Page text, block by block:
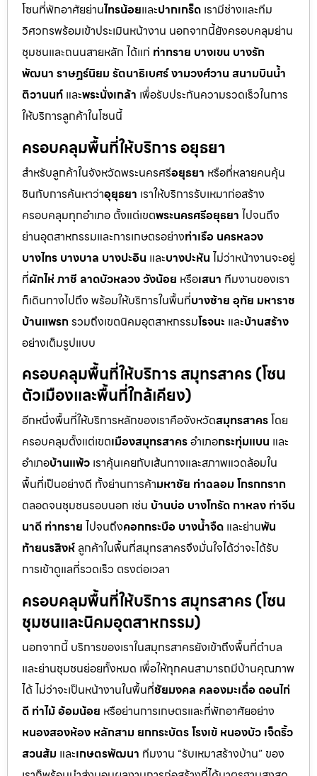
โซนที่พักอาศัยย่านไทรน้อยและปากเกร็ด เรามีช่างและทีม
วิศวกรพร้อมเข้าประเมินหน้างาน นอกจากนี้ยังครอบคลุมย่าน
ชุมชนและถนนสายหลัก ได้แก่ ท่าทราย บางเขน บางรัก
พัฒนา ราษฎร์นิยม รัตนาธิเบศร์ งามวงศ์วาน สนามบินน้ำ
ติวานนท์ และพระนั่งเกล้า เพื่อรับประกันความรวดเร็วในการ
ให้บริการลูกค้าในโซนนี้
ครอบคลุมพื้นที่ให้บริการ อยุธยา
สำหรับลูกค้าในจังหวัดพระนครศรีอยุธยา หรือที่หลายคนคุ้น
ชินกับการค้นหาว่าอุยุธยา เราให้บริการรับเหมาก่อสร้าง
ครอบคลุมทุกอำเภอ ตั้งแต่เขตพระนครศรีอยุธยา ไปจนถึง
ย่านอุตสาหกรรมและการเกษตรอย่างท่าเรือ นครหลวง
บางไทร บางบาล บางปะอิน และบางปะหัน ไม่ว่าหน้างานจะอยู่
ที่ผักไห่ ภาชี ลาดบัวหลวง วังน้อย หรือเสนา ทีมงานของเรา
ก็เดินทางไปถึง พร้อมให้บริการในพื้นที่บางซ้าย อุทัย มหาราช
บ้านแพรกรวมถึงเขตนิคมอุตสาหกรรมโรจนะ และบ้านสร้าง
อย่างเต็มรูปแบบ
ครอบคลุมพื้นที่ให้บริการ สมุทรสาคร (โซน
ตัวเมืองและพื้นที่ใกล้เคียง)
อีกหนึ่งพื้นที่ให้บริการหลักของเราคือจังหวัดสมุทรสาครโดย
ครอบคลุมตั้งแต่เขตเมืองสมุทรสาครอำเภอกระทุ่มแบน และ
อำเภอบ้านแพ้ว เราคุ้นเคยกับเส้นทางและสภาพแวดล้อมใน
พื้นที่เป็นอย่างดี ทั้งย่านการค้ามหาชัย ท่าฉลอม โกรกกราก
ตลอดจนชุมชนรอบนอก เช่น บ้านบ่อ บางโทรัด กาหลง ท่าจีน
นาดี ท่าทราย ไปจนถึงคอกกระบือ บางน้ำจืด และย่านพัน
ท้ายนรสิงห์ ลูกค้าในพื้นที่สมุทรสาครจึงมั่นใจได้ว่าจะได้รับ
การเข้าดูแลที่รวดเร็ว ตรงต่อเวลา
ครอบคลุมพื้นที่ให้บริการ สมุทรสาคร (โซน
ชุมชนและนิคมอุตสาหกรรม)
นอกจากนี้ บริการของเราในสมุทรสาครยังเข้าถึงพื้นที่ตำบล
และย่านชุมชนย่อยทั้งหมด เพื่อให้ทุกคนสามารถมีบ้านคุณภาพ
ได้ ไม่ว่าจะเป็นหน้างานในพื้นที่ชัยมงคล คลองมะเดื่อ ดอนไก่
ดี ท่าไม้ อ้อมน้อย หรือย่านการเกษตรและที่พักอาศัยอย่าง
หนองสองห้อง หลักสาม ยกกระบัตร โรงเข้ หนองบัว เจ็ดริ้ว
สวนส้ม และเกษตรพัฒนา ทีมงาน “รับเหมาสร้างบ้าน” ของ